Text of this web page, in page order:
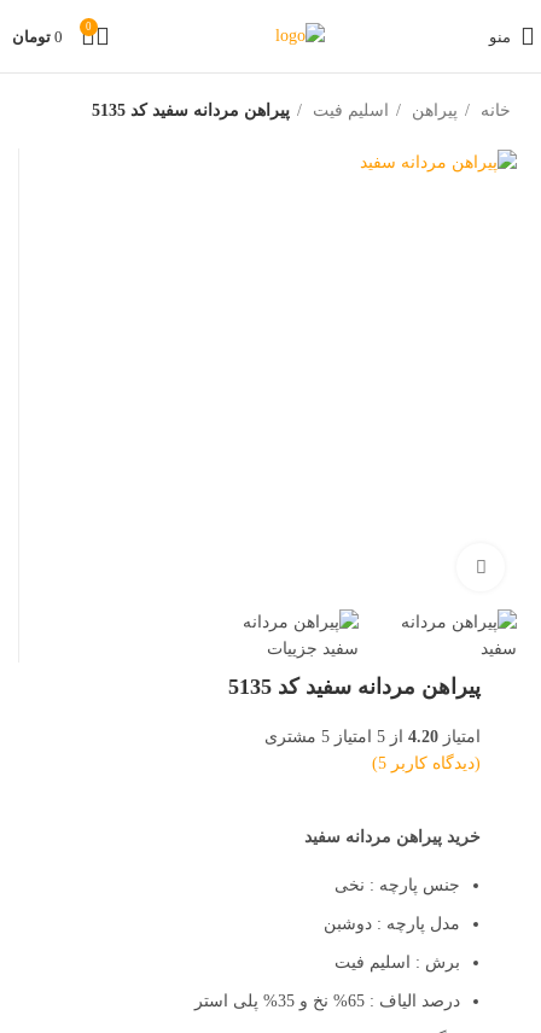
منو
0
0 تومان
خانه پیراهن اسلیم فیت پیراهن مردانه سفید کد 5135
پیراهن مردانه سفید کد 5135
امتیاز 4.20 از 5 امتیاز 5 مشتری
(دیدگاه کاربر 5
)
خرید پیراهن مردانه سفید
جنس پارچه : نخی
مدل پارچه : دوشبن
برش : اسلیم فیت
درصد الیاف : 65% نخ و 35% پلی استر